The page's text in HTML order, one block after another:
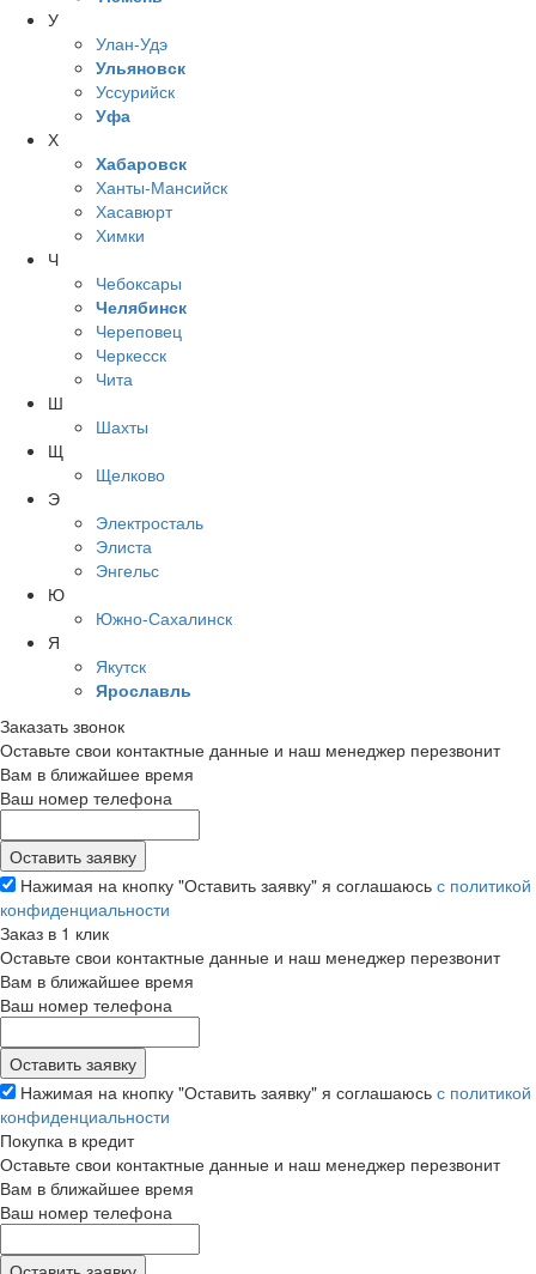
У
Улан-Удэ
Ульяновск
Уссурийск
Уфа
Х
Хабаровск
Ханты-Мансийск
Хасавюрт
Химки
Ч
Чебоксары
Челябинск
Череповец
Черкесск
Чита
Ш
Шахты
Щ
Щелково
Э
Электросталь
Элиста
Энгельс
Ю
Южно-Сахалинск
Я
Якутск
Ярославль
Заказать звонок
Оставьте свои контактные данные и наш менеджер перезвонит
Вам в ближайшее время
Ваш номер телефона
Нажимая на кнопку "Оставить заявку" я соглашаюсь с политикой
конфиденциальности
Заказ в 1 клик
Оставьте свои контактные данные и наш менеджер перезвонит
Вам в ближайшее время
Ваш номер телефона
Нажимая на кнопку "Оставить заявку" я соглашаюсь с политикой
конфиденциальности
Покупка в кредит
Оставьте свои контактные данные и наш менеджер перезвонит
Вам в ближайшее время
Ваш номер телефона